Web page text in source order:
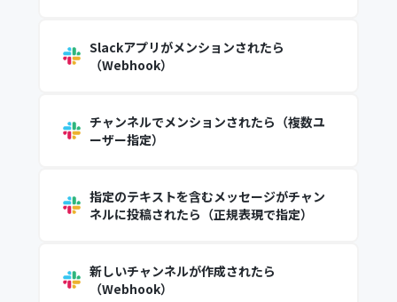
Slackアプリがメンションされたら
（Webhook）
チャンネルでメンションされたら（複数ユ
ーザー指定）
指定のテキストを含むメッセージがチャン
ネルに投稿されたら（正規表現で指定）
新しいチャンネルが作成されたら
（Webhook）